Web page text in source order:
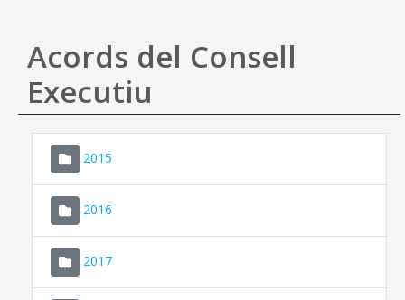
Ajuda
Acords del Consell
Executiu
2015
2016
2017